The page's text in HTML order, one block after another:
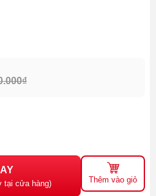
tại cửa hàng) Thêm vào giỏ